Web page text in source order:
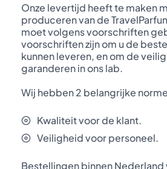
Onze levertijd heeft te maken
produceren van de
moet volgens voorschriften
voorschriften zijn om u de
kunnen leveren, en om de
garanderen in ons lab.
Wij hebben 2 belangrijke
Kwaliteit voor de klant.
Veiligheid voor personeel.
Bestellingen binnen